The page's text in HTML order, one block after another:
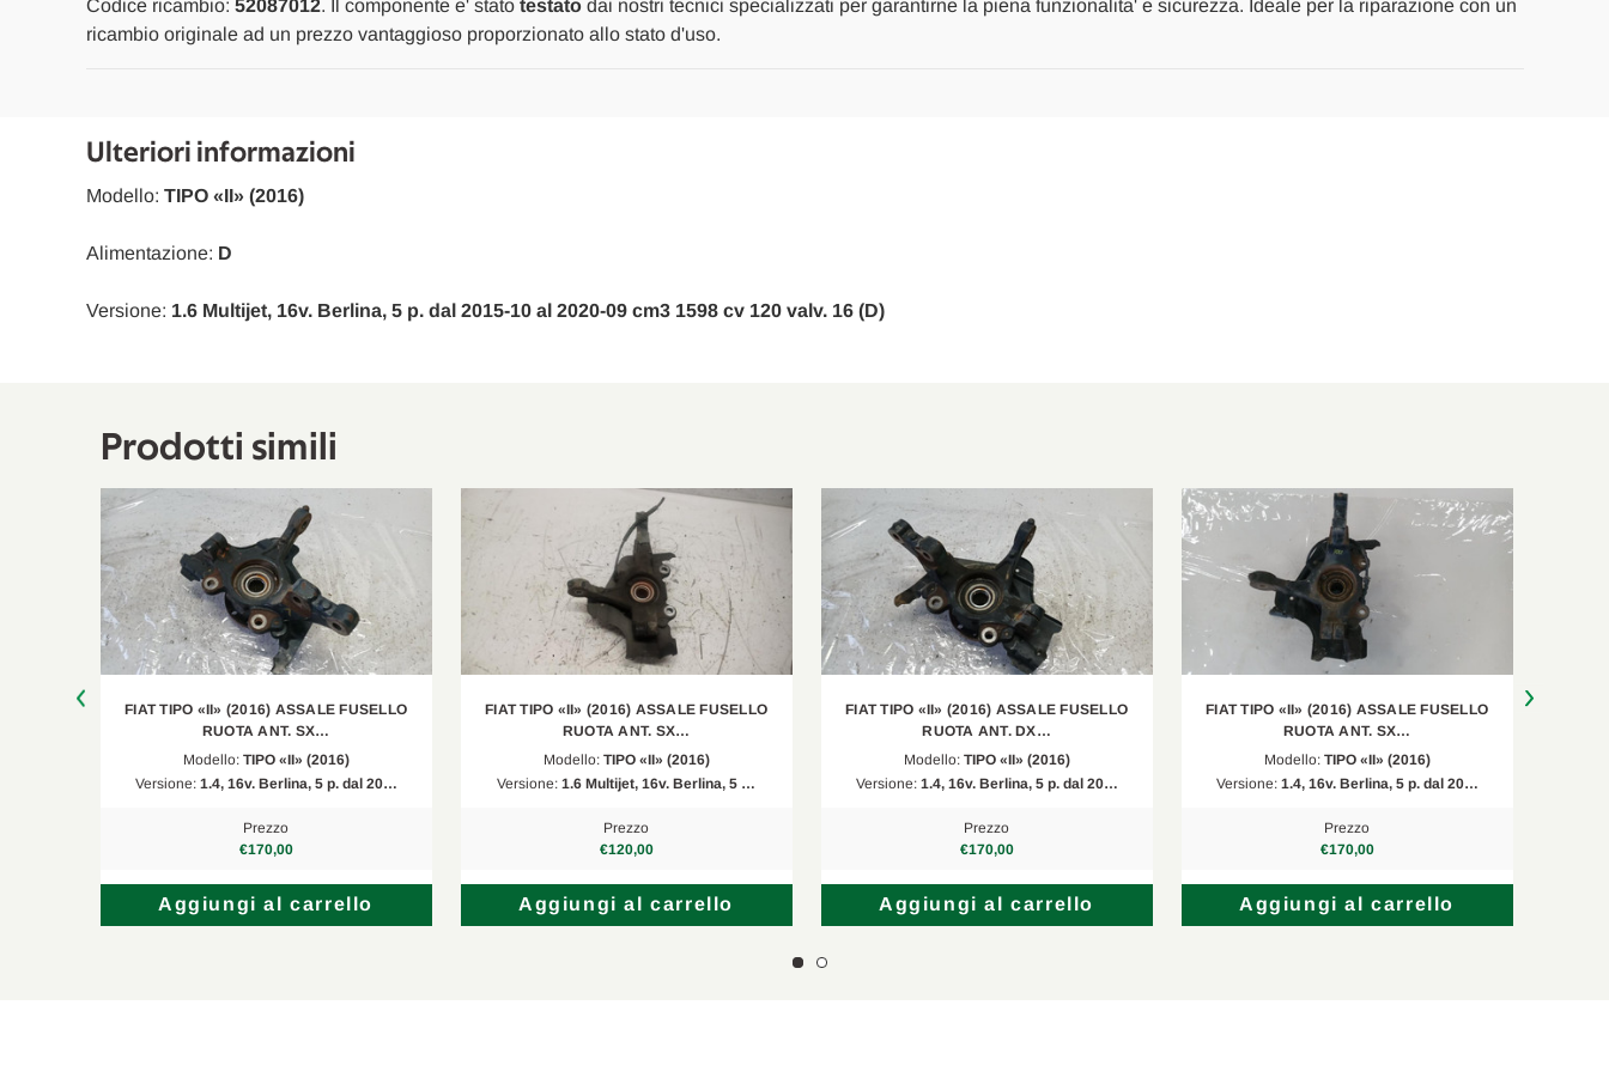
[[224576]][[224576]]
Codice ricambio: 52087012. Il componente e' stato testatodai nostri tecnici specializzati per garantirne la piena funzionalita' e sicurezza. Ideale per la riparazione con un
ricambio originale ad un prezzo vantaggioso proporzionato allo stato d'uso.
Ulteriori informazioni
Modello: TIPO «II» (2016)
Versione: 1.6 Multijet, 16v. Berlina, 5 p. dal 2015-10 al 2020-09 cm3 1598 cv 120 valv. 16 (D)
Alimentazione: D
Prodotti simili
FIAT TIPO «II» (2016) ASSALE FUSELLO
RUOTA ANT. SX…
Modello: TIPO «II» (2016)
Versione: 1.4, 16v. Berlina, 5 p. dal 20…
Prezzo
€170,00
Aggiungi al carrello
FIAT TIPO «II» (2016) ASSALE FUSELLO
RUOTA ANT. SX…
Modello: TIPO «II» (2016)
Versione: 1.6 Multijet, 16v. Berlina, 5 …
Prezzo
€120,00
Aggiungi al carrello
FIAT TIPO «II» (2016) ASSALE FUSELLO
RUOTA ANT. DX…
Modello: TIPO «II» (2016)
Versione: 1.4, 16v. Berlina, 5 p. dal 20…
Prezzo
€170,00
Aggiungi al carrello
FIAT TIPO «II» (2016) ASSALE FUSELLO
RUOTA ANT. SX…
Modello: TIPO «II» (2016)
Versione: 1.4, 16v. Berlina, 5 p. dal 20…
Prezzo
€170,00
Aggiungi al carrello